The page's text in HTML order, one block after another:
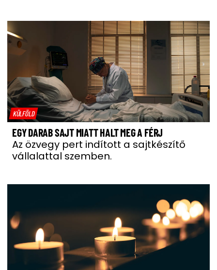
KÜLFÖLD
EGY DARAB SAJT MIATT HALT MEG A FÉRJ
Az özvegy pert indított a sajtkészítő
vállalattal szemben.